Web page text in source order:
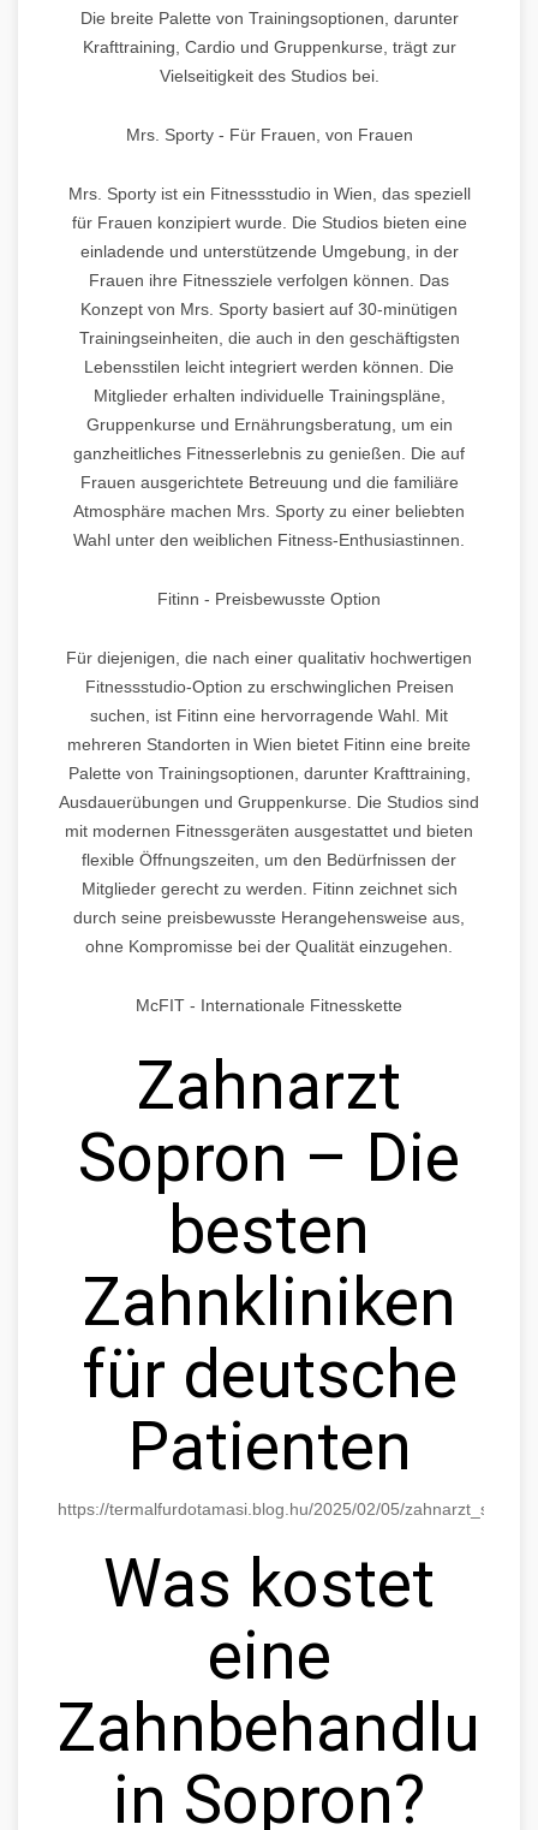
Die breite Palette von Trainingsoptionen, darunter
Krafttraining, Cardio und Gruppenkurse, trägt zur
Vielseitigkeit des Studios bei.
Mrs. Sporty - Für Frauen, von Frauen
Mrs. Sporty ist ein Fitnessstudio in Wien, das speziell
für Frauen konzipiert wurde. Die Studios bieten eine
einladende und unterstützende Umgebung, in der
Frauen ihre Fitnessziele verfolgen können. Das
Konzept von Mrs. Sporty basiert auf 30-minütigen
Trainingseinheiten, die auch in den geschäftigsten
Lebensstilen leicht integriert werden können. Die
Mitglieder erhalten individuelle Trainingspläne,
Gruppenkurse und Ernährungsberatung, um ein
ganzheitliches Fitnesserlebnis zu genießen. Die auf
Frauen ausgerichtete Betreuung und die familiäre
Atmosphäre machen Mrs. Sporty zu einer beliebten
Wahl unter den weiblichen Fitness-Enthusiastinnen.
Fitinn - Preisbewusste Option
Für diejenigen, die nach einer qualitativ hochwertigen
Fitnessstudio-Option zu erschwinglichen Preisen
suchen, ist Fitinn eine hervorragende Wahl. Mit
mehreren Standorten in Wien bietet Fitinn eine breite
Palette von Trainingsoptionen, darunter Krafttraining,
Ausdauerübungen und Gruppenkurse. Die Studios sind
mit modernen Fitnessgeräten ausgestattet und bieten
flexible Öffnungszeiten, um den Bedürfnissen der
Mitglieder gerecht zu werden. Fitinn zeichnet sich
durch seine preisbewusste Herangehensweise aus,
ohne Kompromisse bei der Qualität einzugehen.
McFIT - Internationale Fitnesskette
Zahnarzt
Sopron – Die
besten
Zahnkliniken
für deutsche
Patienten
https://termalfurdotamasi.blog.hu/2025/02/05/
Was kostet
eine
in Sopron?